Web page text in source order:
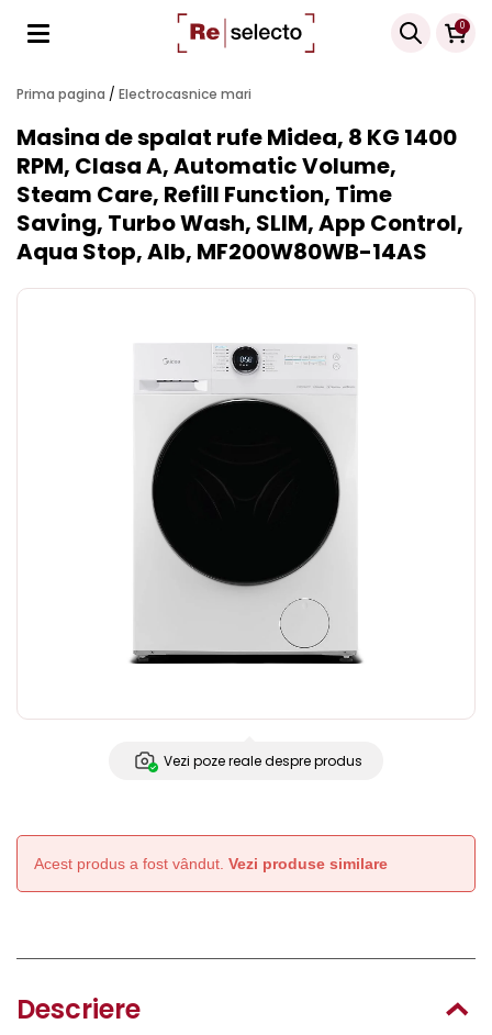
0
Products
search
Prima pagina / Electrocasnice mari
Masina de spalat rufe Midea, 8 KG 1400
RPM, Clasa A, Automatic Volume,
Steam Care, Refill Function, Time
Saving, Turbo Wash, SLIM, App Control,
Aqua Stop, Alb, MF200W80WB-14AS
Vezi poze reale despre produs
Acest produs a fost vândut. Vezi produse similare
Descriere